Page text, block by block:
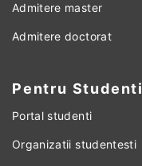
Admitere master
Admitere doctorat
Pentru Studenti
Portal studenti
Organizatii studentesti